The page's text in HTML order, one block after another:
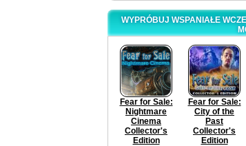
WYPRÓBUJ WSPANIAŁE
Fear for Sale:
Nightmare
Cinema
Collector's
Edition
Fear for Sale:
City of the
Past
Collector's
Edition